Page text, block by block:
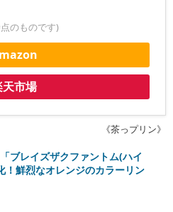
のものです)
天市場
《茶っプリン》
ブレイズザクファントム(ハイ
！鮮烈なオレンジのカラーリン